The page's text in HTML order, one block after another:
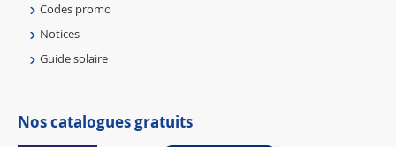
Codes promo
Notices
Guide solaire
Nos catalogues gratuits